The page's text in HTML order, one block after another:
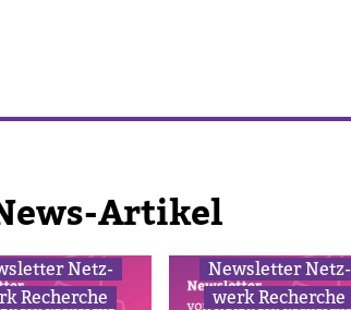
​Artikel
Netz­
Recherche
News­letter Netz­
werk Recherche